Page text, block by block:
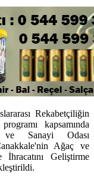
Rekabetçiliğin
kapsamında
ve Sanayi Odası
Ağaç ve
Geliştirme